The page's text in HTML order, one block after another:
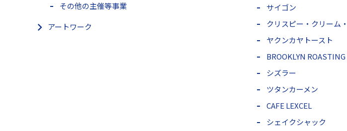
その他の主催等事業
アートワーク
サイゴン
クリスピー・クリーム
ヤクンカヤトースト
BROOKLYN
シズラー
ツタンカーメン
CAFE LEXCEL
シェイクシャック